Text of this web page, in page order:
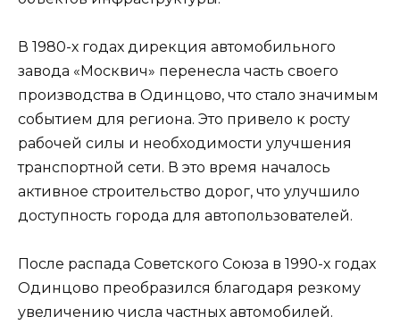
В 1980-х годах дирекция автомобильного
завода «Москвич» перенесла часть своего
производства в Одинцово, что стало значимым
событием для региона. Это привело к росту
рабочей силы и необходимости улучшения
транспортной сети. В это время началось
активное строительство дорог, что улучшило
доступность города для автопользователей.
После распада Советского Союза в 1990-х годах
Одинцово преобразился благодаря резкому
увеличению числа частных автомобилей.